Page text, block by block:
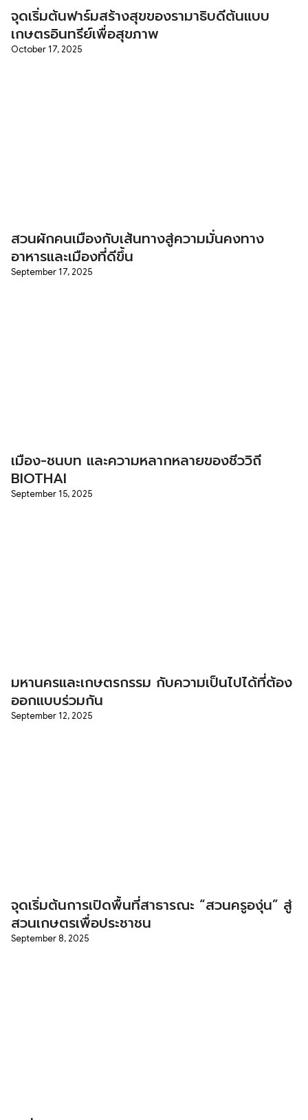
จุดเริ่มต้นฟาร์มสร้างสุขของรามาธิบดีต้นแบบ
เกษตรอินทรีย์เพื่อสุขภาพ
October 17, 2025
สวนผักคนเมืองกับเส้นทางสู่ความมั่นคงทาง
อาหารและเมืองที่ดีขึ้น
September 17, 2025
เมือง-ชนบท และความหลากหลายของชีววิถี
BIOTHAI
September 15, 2025
มหานครและเกษตรกรรม กับความเป็นไปได้ที่ต้อง
ออกแบบร่วมกัน
September 12, 2025
จุดเริ่มต้นการเปิดพื้นที่สาธารณะ “สวนครูองุ่น” สู่
สวนเกษตรเพื่อประชาชน
September 8, 2025